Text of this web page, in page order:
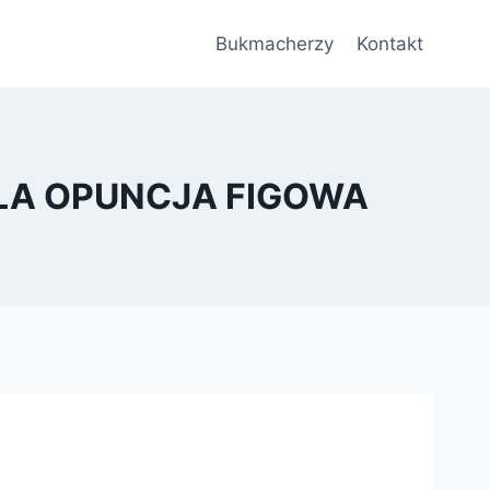
Bukmacherzy Kontakt
OPUNCJA FIGOWA